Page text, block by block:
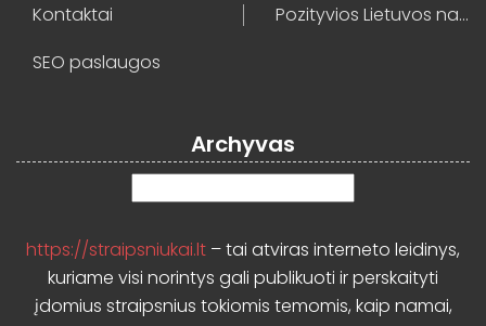
Kontaktai
Pozityvios Lietuvos naujienos
SEO paslaugos
Archyvas
https://straipsniukai.lt – tai atviras interneto leidinys,
kuriame visi norintys gali publikuoti ir perskaityti
įdomius straipsnius tokiomis temomis, kaip namai,